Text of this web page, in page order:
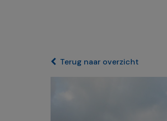
Terug naar overzicht